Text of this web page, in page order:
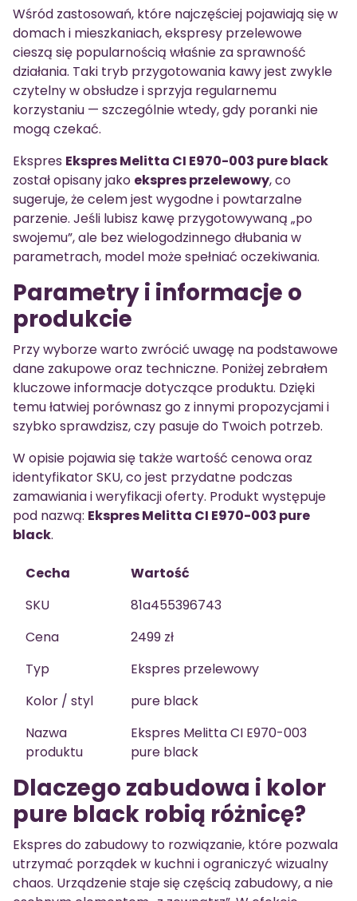
Wśród zastosowań, które najczęściej pojawiają się w
domach i mieszkaniach, ekspresy przelewowe
cieszą się popularnością właśnie za sprawność
działania. Taki tryb przygotowania kawy jest zwykle
czytelny w obsłudze i sprzyja regularnemu
korzystaniu — szczególnie wtedy, gdy poranki nie
mogą czekać.
Ekspres Ekspres Melitta CI E970-003 pure black
został opisany jako ekspres przelewowy, co
sugeruje, że celem jest wygodne i powtarzalne
parzenie. Jeśli lubisz kawę przygotowywaną „po
swojemu”, ale bez wielogodzinnego dłubania w
parametrach, model może spełniać oczekiwania.
Parametry i informacje o
produkcie
Przy wyborze warto zwrócić uwagę na podstawowe
dane zakupowe oraz techniczne. Poniżej zebrałem
kluczowe informacje dotyczące produktu. Dzięki
temu łatwiej porównasz go z innymi propozycjami i
szybko sprawdzisz, czy pasuje do Twoich potrzeb.
W opisie pojawia się także wartość cenowa oraz
identyfikator SKU, co jest przydatne podczas
zamawiania i weryfikacji oferty. Produkt występuje
pod nazwą: Ekspres Melitta CI E970-003 pure
black.
Cecha
Wartość
SKU
81a455396743
Cena
2499 zł
Typ
Ekspres przelewowy
Kolor / styl
pure black
Nazwa
produktu
Ekspres Melitta CI E970-003
pure black
Dlaczego zabudowa i kolor
pure black robią różnicę?
Ekspres do zabudowy to rozwiązanie, które pozwala
utrzymać porządek w kuchni i ograniczyć wizualny
chaos. Urządzenie staje się częścią zabudowy, a nie